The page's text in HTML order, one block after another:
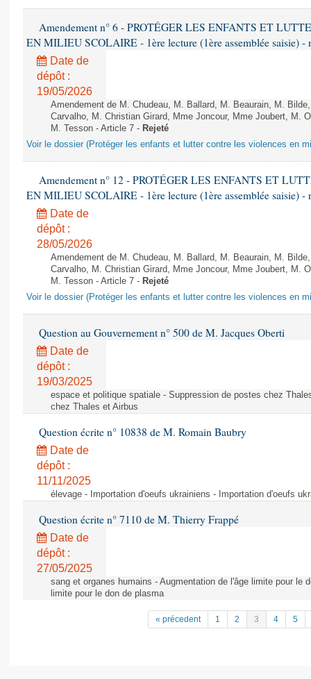
Amendement n° 6 - PROTÉGER LES ENFANTS ET
EN MILIEU SCOLAIRE - 1ère lecture (1ère assemblée saisie) -
Date de
dépôt :
19/05/2026
Amendement de M. Chudeau, M. Ballard, M. Beaurain, M.
Carvalho, M. Christian Girard, Mme Joncour, Mme Joubert, M.
M. Tesson - Article 7 - Rejeté
Voir le dossier (Protéger les enfants et lutter contre les violences en
Amendement n° 12 - PROTÉGER LES ENFANTS ET
EN MILIEU SCOLAIRE - 1ère lecture (1ère assemblée saisie) -
Date de
dépôt :
28/05/2026
Amendement de M. Chudeau, M. Ballard, M. Beaurain, M.
Carvalho, M. Christian Girard, Mme Joncour, Mme Joubert, M.
M. Tesson - Article 7 - Rejeté
Voir le dossier (Protéger les enfants et lutter contre les violences en
Question au Gouvernement n° 500 de M. Jacques Oberti
Date de
dépôt :
19/03/2025
espace et politique spatiale - Suppression de postes chez
chez Thales et Airbus
Question écrite n° 10838 de M. Romain Baubry
Date de
dépôt :
11/11/2025
élevage - Importation d'oeufs ukrainiens - Importation d'oeufs
Question écrite n° 7110 de M. Thierry Frappé
Date de
dépôt :
27/05/2025
sang et organes humains - Augmentation de l'âge limite pour le
limite pour le don de plasma
« précedent 1 2 3 4 5